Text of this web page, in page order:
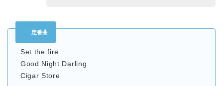
定番曲
Set the fire
Good Night Darling
Cigar Store